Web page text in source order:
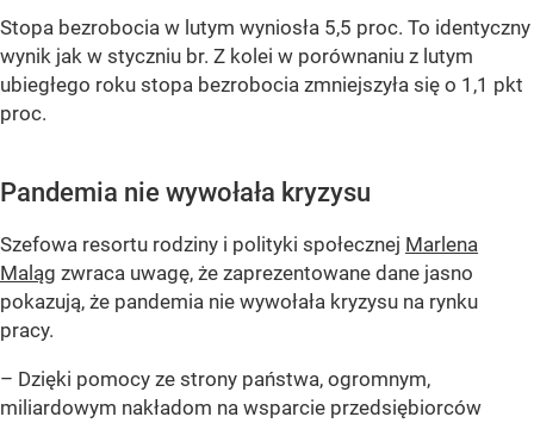
Stopa bezrobocia w lutym wyniosła 5,5 proc. To identyczny
wynik jak w styczniu br. Z kolei w porównaniu z lutym
ubiegłego roku stopa bezrobocia zmniejszyła się o 1,1 pkt
proc.
Pandemia nie wywołała kryzysu
Szefowa resortu rodziny i polityki społecznej Marlena
Maląg zwraca uwagę, że zaprezentowane dane jasno
pokazują, że pandemia nie wywołała kryzysu na rynku
pracy.
– Dzięki pomocy ze strony państwa, ogromnym,
miliardowym nakładom na wsparcie przedsiębiorców